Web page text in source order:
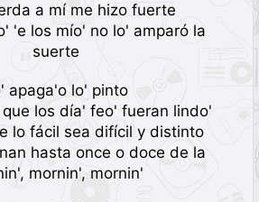
a mí me hizo fuerte
'e los mío' no lo' amparó la
suerte
apaga'o lo' pinto
los día' feo' fueran lindo'
lo fácil sea difícil y distinto
hasta once o doce de la
mornin', mornin'